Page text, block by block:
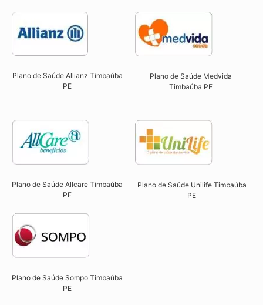
Plano de Saúde Allianz Timbaúba
PE​
Plano de Saúde Medvida
Timbaúba PE
Plano de Saúde Allcare Timbaúba
PE​
Plano de Saúde Unilife Timbaúba
PE​
Plano de Saúde Sompo Timbaúba
PE​